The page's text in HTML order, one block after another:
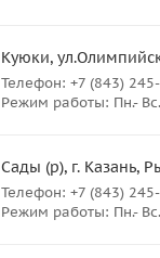
Куюки,
Телефон: +7 (843)
Режим работы: Пн.-
Сады (р), г. Казань,
Телефон: +7 (843)
Режим работы: Пн.-